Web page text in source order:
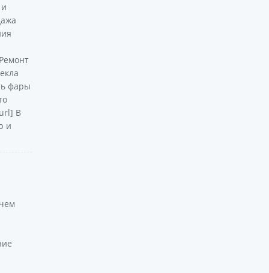
фары
В
и